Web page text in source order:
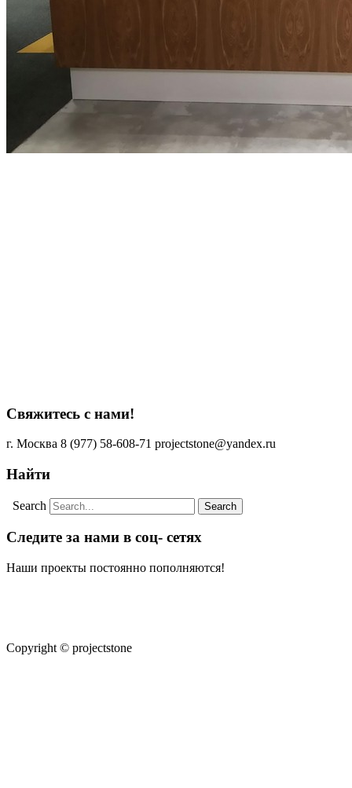
Свяжитесь с нами!
г. Москва 8 (977) 58-608-71 projectstone@yandex.ru
Найти
Search
Следите за нами в соц- сетях
Наши проекты постоянно пополняются!
Copyright © projectstone